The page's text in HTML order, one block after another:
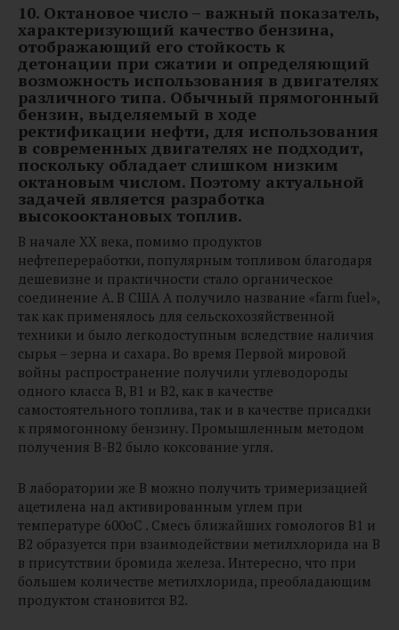
10. Октановое число – важный показатель,
характеризующий качество бензина,
отображающий его стойкость к
детонации при сжатии и определяющий
возможность использования в двигателях
различного типа. Обычный прямогонный
бензин, выделяемый в ходе
ректификации нефти, для использования
в современных двигателях не подходит,
поскольку обладает слишком низким
октановым числом. Поэтому актуальной
задачей является разработка
высокооктановых топлив.
В начале XX века, помимо продуктов
нефтепереработки, популярным топливом благодаря
дешевизне и практичности стало органическое
соединение A. В США A получило название «farm fuel»,
так как применялось для сельскохозяйственной
техники и было легкодоступным вследствие наличия
сырья – зерна и сахара. Во время Первой мировой
войны распространение получили углеводороды
одного класса B, B1 и B2, как в качестве
самостоятельного топлива, так и в качестве присадки
к прямогонному бензину. Промышленным методом
получения B-B2 было коксование угля.
В лаборатории же B можно получить тримеризацией
ацетилена над активированным углем при
температуре 600oC . Смесь ближайших гомологов B1 и
B2 образуется при взаимодействии метилхлорида на B
в присутствии бромида железа. Интересно, что при
большем количестве метилхлорида, преобладающим
продуктом становится B2.